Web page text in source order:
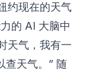
约现在的天气
的 AI 大脑中
天气，我有一
查天气。” 随